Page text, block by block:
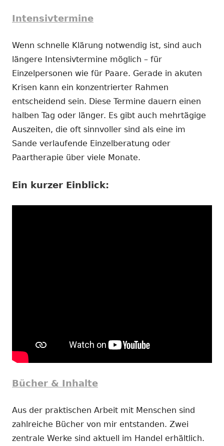
Intensivtermine
Wenn schnelle Klärung notwendig ist, sind auch
längere Intensivtermine möglich – für
Einzelpersonen wie für Paare. Gerade in akuten
Krisen kann ein konzentrierter Rahmen
entscheidend sein. Diese Termine dauern einen
halben Tag oder länger. Es gibt auch mehrtägige
Auszeiten, die oft sinnvoller sind als eine im
Sande verlaufende Einzelberatung oder
Paartherapie über viele Monate.
Ein kurzer Einblick:
Bücher & Inhalte
Aus der praktischen Arbeit mit Menschen sind
zahlreiche Bücher von mir entstanden. Zwei
zentrale Werke sind aktuell im Handel erhältlich.